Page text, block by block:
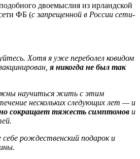
двоемыслия из ирландской
ФБ (с запрещенной в России сети-
Хотя я уже переболел ковидом
я никогда не был так
научиться жить с этим
нескольких следующих лет — и
сокращает тяжесть симптомов и
рождественский подарок и